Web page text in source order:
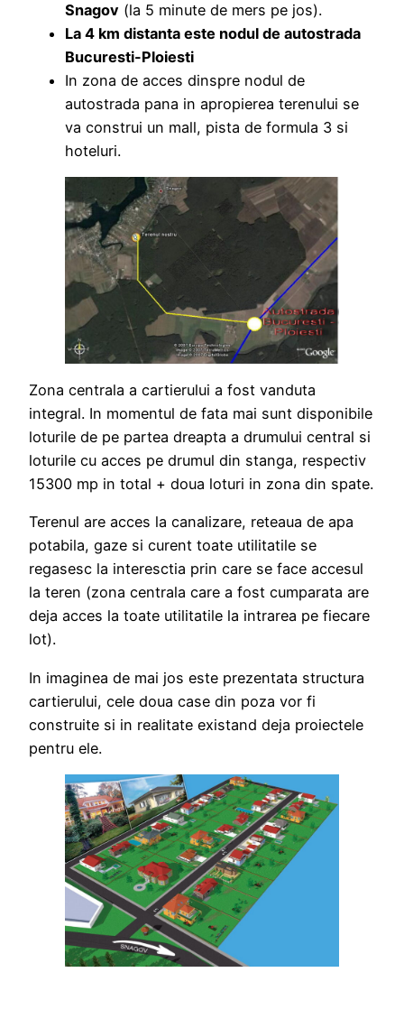
Snagov (la 5 minute de mers pe jos).
La 4 km distanta este nodul de autostrada
Bucuresti-Ploiesti
In zona de acces dinspre nodul de
autostrada pana in apropierea terenului se
va construi un mall, pista de formula 3 si
hoteluri.
Zona centrala a cartierului a fost vanduta
integral. In momentul de fata mai sunt disponibile
loturile de pe partea dreapta a drumului central si
loturile cu acces pe drumul din stanga, respectiv
15300 mp in total + doua loturi in zona din spate.
Terenul are acces la canalizare, reteaua de apa
potabila, gaze si curent toate utilitatile se
regasesc la interesctia prin care se face accesul
la teren (zona centrala care a fost cumparata are
deja acces la toate utilitatile la intrarea pe fiecare
lot).
In imaginea de mai jos este prezentata structura
cartierului, cele doua case din poza vor fi
construite si in realitate existand deja proiectele
pentru ele.